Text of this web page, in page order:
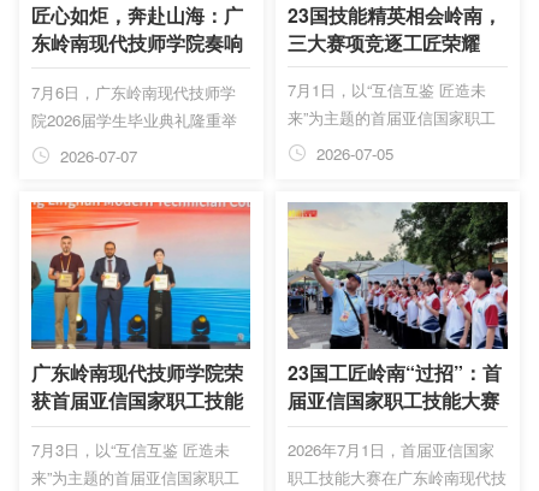
匠心如炬，奔赴山海：广
东岭南现代技师学院奏响
2026届毕业骊歌
7月6日，广东岭南现代技师学
院2026届学生毕业典礼隆重举
行。学校领导班子、各二级学院
师悉数到场，和毕业生一同见证
学子圆满完成学业，奔赴人生崭
新征程。来自东西部协作的黄埔
三都民族班26届学生也迎来了
毕业时刻，广州派驻三都干部、
挂职三都县政府办副主任李鸿，
三都县驻广州办事处主任陈兴
娜，广州市派驻三都职校校长方
战胜到场送上祝福。
2026-07-07
23国技能精英相会岭南，
三大赛项竞逐工匠荣耀
7月1日，以“互信互鉴 匠造未
来”为主题的首届亚信国家职工
技能大赛竞赛单元在广东岭南现
国、俄罗斯、白俄罗斯、巴基斯
坦、印度、斯里兰卡、印度尼西
亚、马来西亚、越南、泰国、老
挝、柬埔寨、韩国、哈萨克斯
坦、吉尔吉斯斯坦、乌兹别克斯
坦、塔吉克斯坦、阿塞拜疆、蒙
古、沙特阿拉伯、埃及、孟加拉
国、巴勒斯坦、伊拉克共23个
亚信成员国及观察员国的近80
名职工代表跨越山海，相聚岭南
校园，围绕砌筑...
2026-07-05
广东岭南现代技师学院荣
获首届亚信国家职工技能
大赛“优秀组织奖”！！！
7月3日，以“互信互鉴 匠造未
来”为主题的首届亚信国家职工
23国工匠岭南“过招”：首
届亚信国家职工技能大赛
开赛
2026年7月1日，首届亚信国家
职工技能大赛在广东岭南现代技